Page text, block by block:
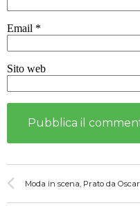
Email *
Sito web
Moda in scena, Prato da Oscar